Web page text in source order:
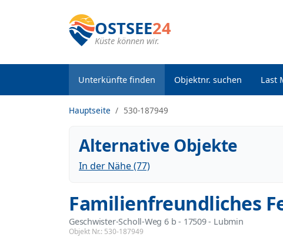
OSTSEE24
Küste können wir.
Unterkünfte finden Objektnr. suchen Last
Hauptseite 530-187949
Alternative Objekte
In der Nähe (77)
Familienfreundliches
Geschwister-Scholl-Weg 6 b - 17509 - Lubmin
Objekt Nr.: 530-187949